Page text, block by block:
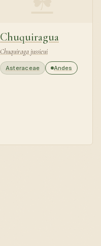
Chuquiragua
Chuquiraga jussieui
Asteraceae Andes